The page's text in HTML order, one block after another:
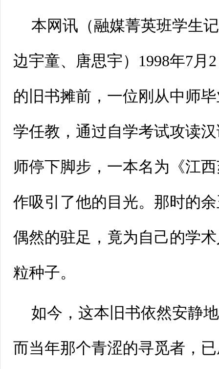
本网讯 （融媒菁英班学生
边宇童、唐思宇） 1998年7月
的旧书摊前，一位刚从中师
学任教，通过自学考试攻读
师停下脚步，一本名为《江
作吸引了他的目光。那时的
偶然的驻足，竟为自己的学
粒种子。
如今，这本旧书依然安静
而当年那个青涩的寻觅者，